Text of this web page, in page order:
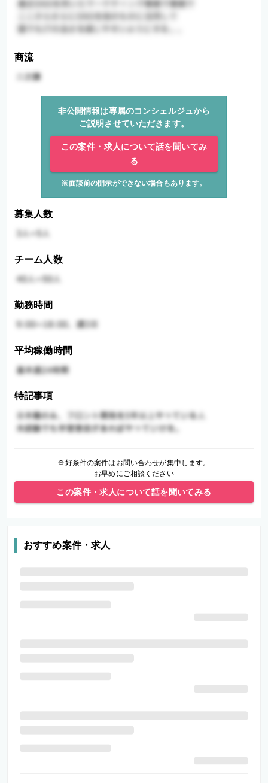
商流
非公開情報は専属のコンシェルジュから
ご説明させていただきます。
この案件・求人について話を聞いてみ
る
※面談前の開示ができない場合もあります。
募集人数
チーム人数
勤務時間
平均稼働時間
特記事項
※好条件の案件はお問い合わせが集中します。
お早めにご相談ください
この案件・求人について話を聞いてみる
おすすめ案件・求人